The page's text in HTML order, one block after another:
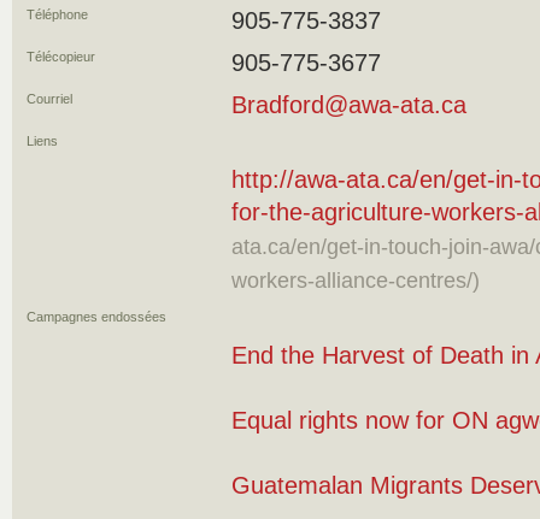
Téléphone 905-775-3837
Télécopieur 905-775-3677
Courriel Bradford@awa-ata.ca
Liens
http://awa-ata.ca/en/get-in-
for-the-agriculture-workers-
ata.ca/en/get-in-touch-join-
workers-alliance-centres/)
Campagnes endossées
End the Harvest of Death in
Equal rights now for ON
Guatemalan Migrants